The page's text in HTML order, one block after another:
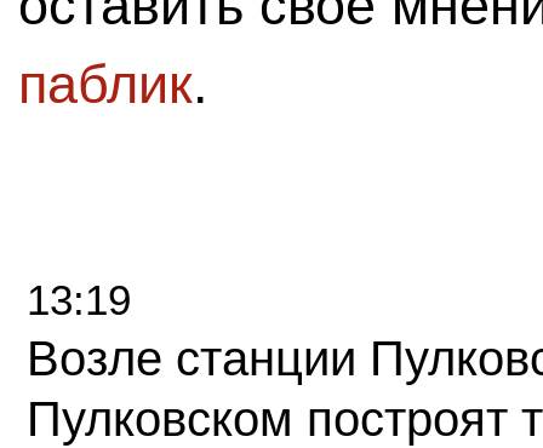
паблик.
13:19
Возле станции
Пулковском построят